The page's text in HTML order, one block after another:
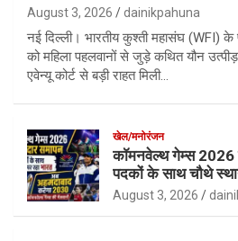
August 3, 2026 dainikpahuna
नई दिल्ली। भारतीय कुश्ती महासंघ (WFI)
को महिला पहलवानों से जुड़े कथित यौन
एवेन्यू कोर्ट से बड़ी राहत मिली…
खेल/मनोरंजन
कॉमनवेल्थ गेम्स 2026
पदकों के साथ चौथे
August 3, 2026